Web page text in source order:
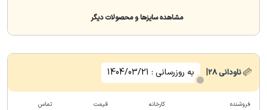
مشاهده سایزها و محصولات دیگر
ناودانی28
| به روزرسانی : 1404/03/21
فروشنده کارخانه قیمت تماس